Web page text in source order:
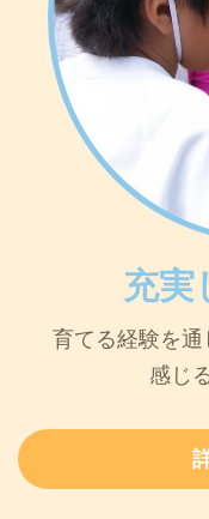
充実
育てる経験を
感じ